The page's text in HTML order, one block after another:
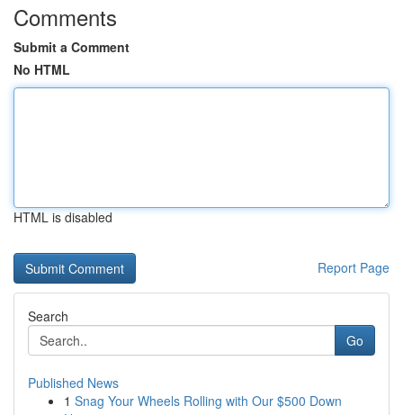
Comments
Submit a Comment
No HTML
HTML is disabled
Report Page
Search
Go
Published News
1 Snag Your Wheels Rolling with Our $500 Down